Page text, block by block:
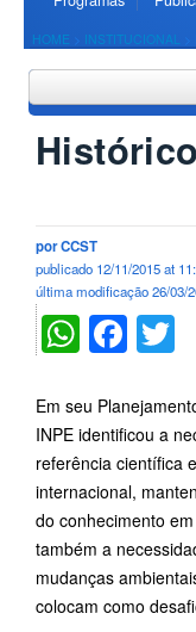
HOME > INSTITUCIONAL
Histórico
porCCST
publicado 12/11/2015 at
última modificação26/03/
Em seu
INPE identificou a
referência científica
internacional,
do conhecimento
também a
mudanças
colocam como